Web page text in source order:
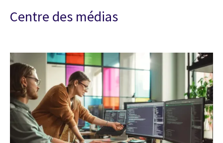
Centre des médias